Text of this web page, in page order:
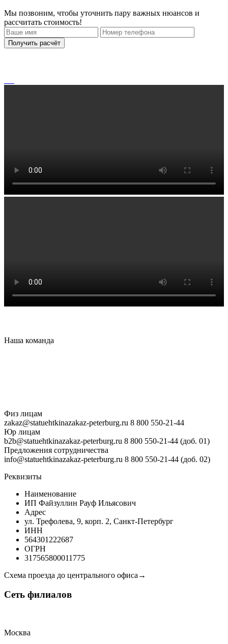
Мы позвоним, чтобы уточнить пару важных нюансов и
рассчитать стоимость!
Получить расчёт
Наша команда
Физ лицам
zakaz@statuehtkinazakaz-peterburg.ru 8 800 550-21-44
Юр лицам
b2b@statuehtkinazakaz-peterburg.ru 8 800 550-21-44 (доб. 01)
Предложения сотрудничества
info@statuehtkinazakaz-peterburg.ru 8 800 550-21-44 (доб. 02)
Реквизиты
Наименование
ИП Файзуллин Рауф Ильясович
Адрес
ул. Трефолева, 9, корп. 2, Санкт-Петербург
ИНН
564301222687
ОГРН
317565800011775
Схема проезда до центрального офиса→
Сеть филиалов
Москва